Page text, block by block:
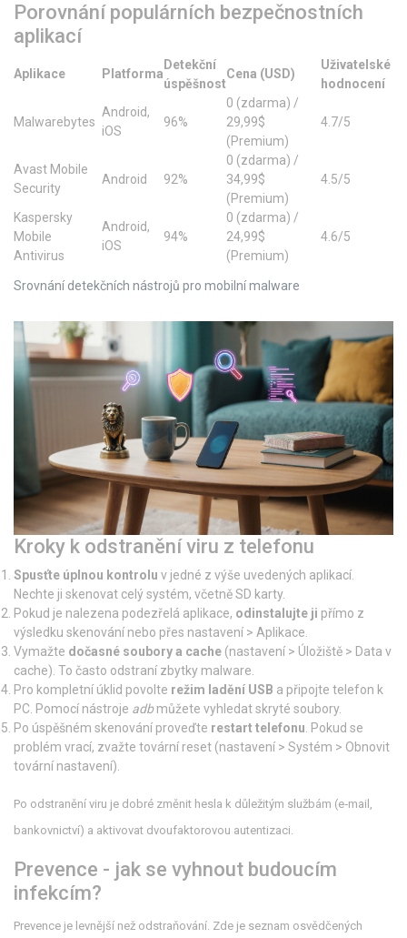
Porovnání populárních bezpečnostních
aplikací
Srovnání detekčních nástrojů pro mobilní malware
Aplikace Platforma
Detekční
úspěšnost
Cena (USD)
Uživatelské
hodnocení
Malwarebytes
Android,
iOS
96%
0 (zdarma) /
29,99$
(Premium)
4.7/5
Avast Mobile
Security
Android 92%
0 (zdarma) /
34,99$
(Premium)
4.5/5
Kaspersky
Mobile
Antivirus
Android,
iOS
94%
0 (zdarma) /
24,99$
(Premium)
4.6/5
Kroky k odstranění viru z telefonu
Spusťte úplnou kontrolu v jedné z výše uvedených aplikací.
Nechte ji skenovat celý systém, včetně SD karty.
Pokud je nalezena podezřelá aplikace, odinstalujte ji přímo z
výsledku skenování nebo přes nastavení > Aplikace.
Vymažte dočasné soubory a cache (nastavení > Úložiště > Data v
cache). To často odstraní zbytky malware.
Pro kompletní úklid povolte režim ladění USB a připojte telefon k
PC. Pomocí nástroje adbmůžete vyhledat skryté soubory.
Po úspěšném skenování proveďte restart telefonu. Pokud se
problém vrací, zvažte tovární reset (nastavení > Systém > Obnovit
tovární nastavení).
Po odstranění viru je dobré změnit hesla k důležitým službám (e‑mail,
bankovnictví) a aktivovat dvoufaktorovou autentizaci.
Prevence - jak se vyhnout budoucím
infekcím?
Prevence je levnější než odstraňování. Zde je seznam osvědčených